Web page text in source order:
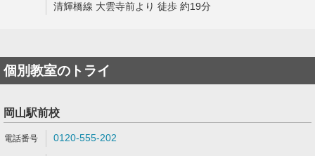
清輝橋線 大雲寺前より 徒歩 約19分
個別教室のトライ
岡山駅前校
0120-555-202